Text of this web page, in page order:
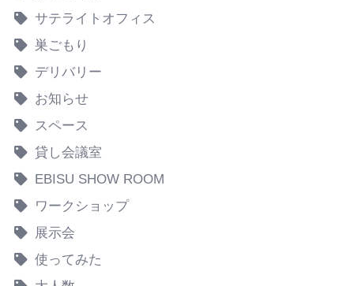
サテライトオフィス
巣ごもり
デリバリー
お知らせ
スペース
貸し会議室
EBISU SHOW ROOM
ワークショップ
展示会
使ってみた